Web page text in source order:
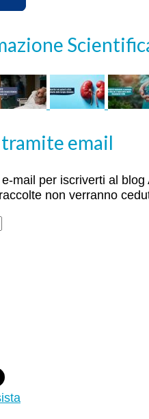
email
mail per iscriverti al
non verranno